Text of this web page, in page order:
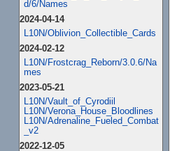
d/6/Names
2024-04-14
L10N/Oblivion_Collectible_Cards
2024-02-12
L10N/Frostcrag_Reborn/3.0.6/Na
mes
2023-05-21
L10N/Vault_of_Cyrodiil
L10N/Verona_House_Bloodlines
L10N/Adrenaline_Fueled_Combat
_v2
2022-12-05